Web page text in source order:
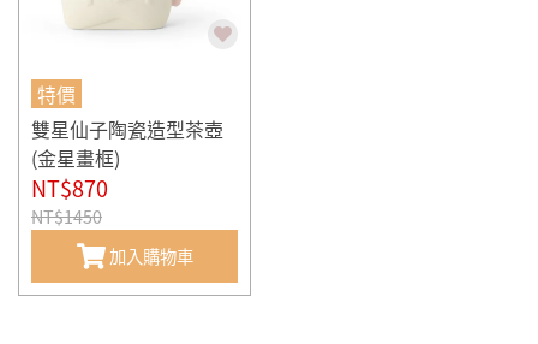
特價
雙星仙子陶瓷造型茶壺
(金星畫框)
NT$870
NT$1450
加入購物車